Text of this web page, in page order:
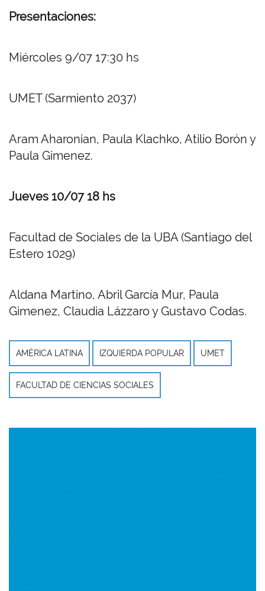
Presentaciones:
Miércoles 9/07 17:30 hs
UMET (Sarmiento 2037)
Aram Aharonian, Paula Klachko, Atilio Borón y
Paula Gimenez.
Jueves 10/07 18 hs
Facultad de Sociales de la UBA (Santiago del
Estero 1029)
Aldana Martino, Abril García Mur, Paula
Gimenez, Claudia Lázzaro y Gustavo Codas.
AMÉRICA LATINA IZQUIERDA POPULAR UMET
FACULTAD DE CIENCIAS SOCIALES